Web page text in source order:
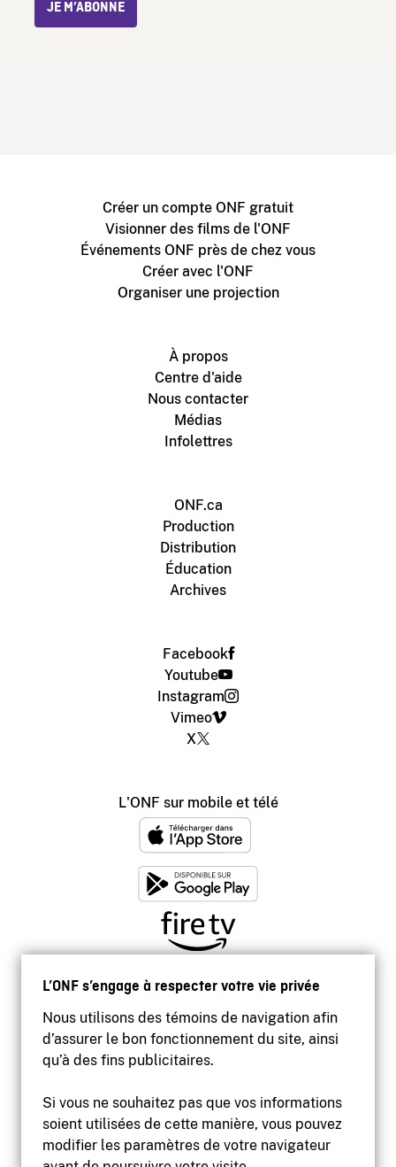
L’ONF s’engage à respecter votre vie privée
Nous utilisons des témoins de navigation afin
d’assurer le bon fonctionnement du site, ainsi
qu’à des fins publicitaires.
Si vous ne souhaitez pas que vos informations
soient utilisées de cette manière, vous pouvez
modifier les paramètres de votre navigateur
JE M’ABONNE
Créer un compte ONF gratuit
Visionner des films de l'ONF
Événements ONF près de chez vous
Créer avec l'ONF
Organiser une projection
À propos
Centre d'aide
Nous contacter
Médias
Infolettres
ONF.ca
Production
Distribution
Éducation
Archives
Facebook
Youtube
Instagram
Vimeo
X
L'ONF sur mobile et télé
Accessibilité